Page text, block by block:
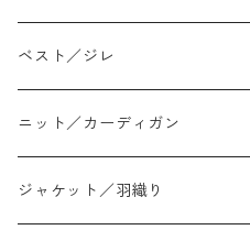
ベスト／ジレ
ニット／カーディガン
ジャケット／羽織り